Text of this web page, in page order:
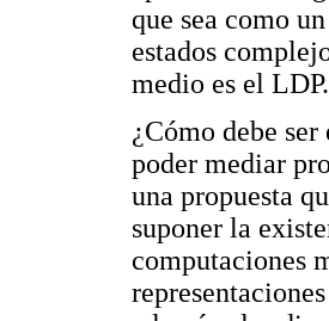
que sea como
estados
medio es el LDP.
¿Cómo debe
poder mediar
una propuesta
suponer la
computaciones